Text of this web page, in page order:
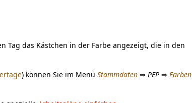
Tag das Kästchen in der Farbe angezeigt, die in den
) können Sie im Menü Stammdaten ⇒ PEP ⇒ Farben